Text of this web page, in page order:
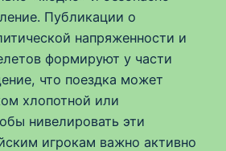
Публикации о
напряженности и
формируют у части
что поездка может
хлопотной или
нивелировать эти
игрокам важно активно